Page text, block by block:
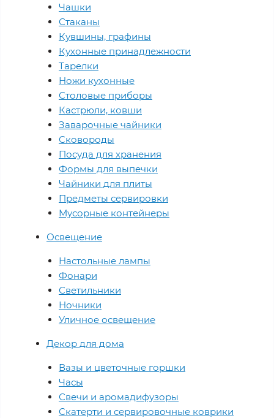
Чашки
Стаканы
Кувшины, графины
Кухонные принадлежности
Тарелки
Ножи кухонные
Столовые приборы
Кастрюли, ковши
Заварочные чайники
Сковороды
Посуда для хранения
Формы для выпечки
Чайники для плиты
Предметы сервировки
Мусорные контейнеры
Освещение
Настольные лампы
Фонари
Светильники
Ночники
Уличное освещение
Декор для дома
Вазы и цветочные горшки
Часы
Свечи и аромадифузоры
Скатерти и сервировочные коврики